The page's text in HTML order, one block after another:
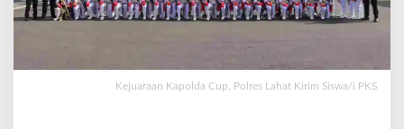
p
Kejuaraan Kapolda Cup, Polres Lahat Kirim Siswa/i PKS